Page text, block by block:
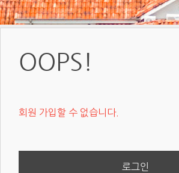
OOPS!
회원 가입할 수 없습니다.
로그인